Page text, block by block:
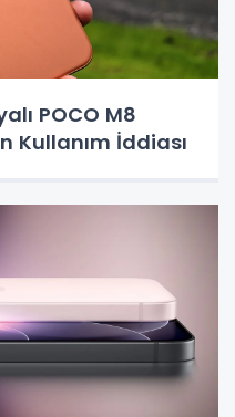
POCO M8
Kullanım İddiası